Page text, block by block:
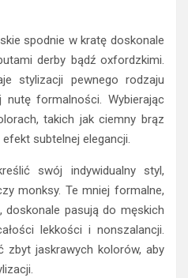
spodnie w kratę doskonale
derby bądź oxfordzkimi.
stylizacji pewnego rodzaju
formalności. Wybierając
takich jak ciemny brąz
subtelnej elegancji.
swój indywidualny styl,
monksy. Te mniej formalne,
pasują do męskich
lekkości i nonszalancji.
zbyt jaskrawych kolorów, aby